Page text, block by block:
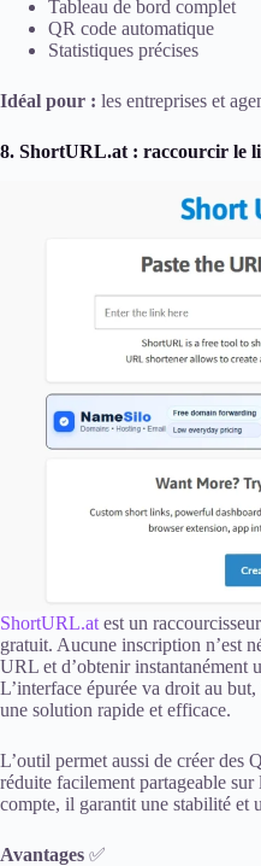
Tableau de bord complet
QR code automatique
Statistiques précises
Idéal pour : les entreprises et
8. ShortURL.at : raccourcir le
ShortURL.at est un
gratuit. Aucune inscription n’est
URL et d’obtenir instantanément
L’interface épurée va droit au
une solution rapide et efficace.
L’outil permet aussi de créer des
réduite facilement partageable
compte, il garantit une stabilité et
Avantages ✅